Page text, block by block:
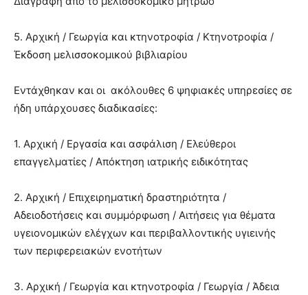
5. Αρχική / Γεωργία και κτηνοτροφία / Κτηνοτροφία /
Έκδοση μελισσοκομικού βιβλιαρίου
Εντάχθηκαν και οι ακόλουθες 6 ψηφιακές υπηρεσίες σε
ήδη υπάρχουσες διαδικασίες:
1. Αρχική / Εργασία και ασφάλιση / Ελεύθεροι
επαγγελματίες / Απόκτηση ιατρικής ειδικότητας
2. Αρχική / Επιχειρηματική δραστηριότητα /
Αδειοδοτήσεις και συμμόρφωση / Αιτήσεις για θέματα
υγειονομικών ελέγχων και περιβαλλοντικής υγιεινής
των περιφερειακών ενοτήτων
3. Αρχική / Γεωργία και κτηνοτροφία / Γεωργία / Άδεια